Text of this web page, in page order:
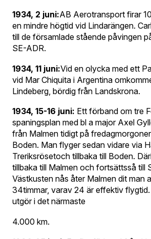
1934, 2 juni:AB Aerotransport firar
en mindre högtid vid Lindarängen.
till de församlade stående påvingen
SE-ADR.
1934, 11 juni:Vid en olycka med ett
vid Mar Chiquita i Argentina
Lindeberg, bördig från Landskrona.
1934, 15-16 juni: Ett förband om tre
spaningsplan med bl a major Axel
från Malmen tidigt på
Boden. Man flyger sedan vidare via
Treriksrösetoch tillbaka till Boden.
tillbaka till Malmen och fortsättsså till
Västkusten nås åter Malmen dit man
34timmar, varav 24 är effektiv
utgör i det närmaste
4.000 km.